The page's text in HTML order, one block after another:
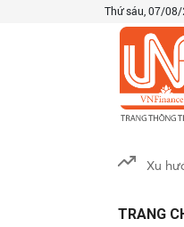
Thứ sáu, 07/
Xu
TRANG